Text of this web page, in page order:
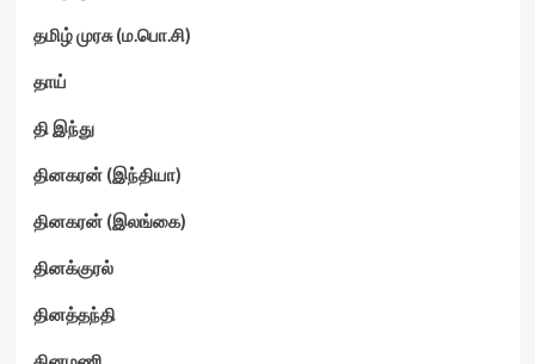
தமிழ் முரசு (ம.பொ.சி)
தாய்
தி இந்து
தினகரன் (இந்தியா)
தினகரன் (இலங்கை)
தினக்குரல்
தினத்தந்தி